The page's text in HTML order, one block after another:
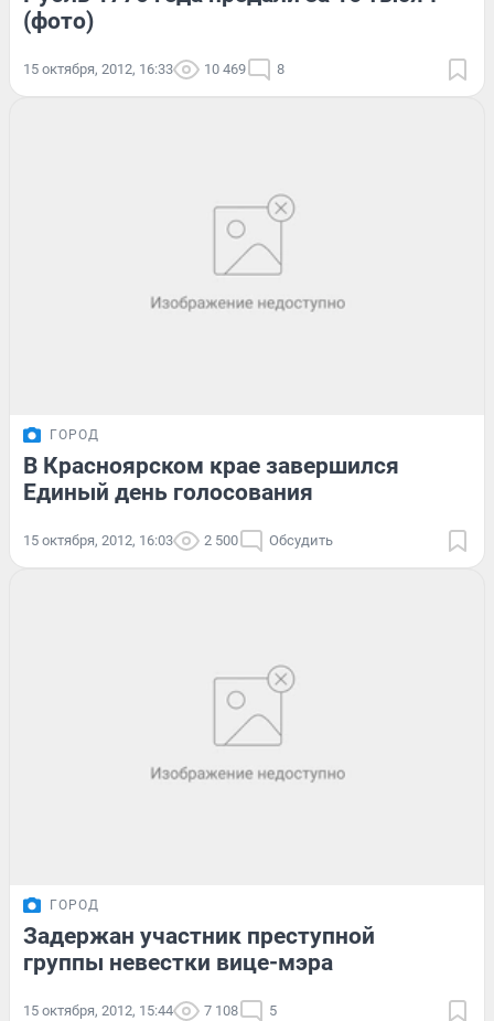
(фото)
15 октября, 2012, 16:33 10 469 8
ГОРОД
В Красноярском крае завершился
Единый день голосования
15 октября, 2012, 16:03 2 500 Обсудить
ГОРОД
Задержан участник преступной
группы невестки вице-мэра
15 октября, 2012, 15:44 7 108 5